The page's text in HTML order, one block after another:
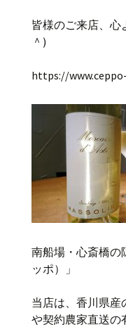
皆様のご来店、
＾)
https://
南船場・心斎橋の
ッポ）」
当店は、香川県産
や契約農家直送の